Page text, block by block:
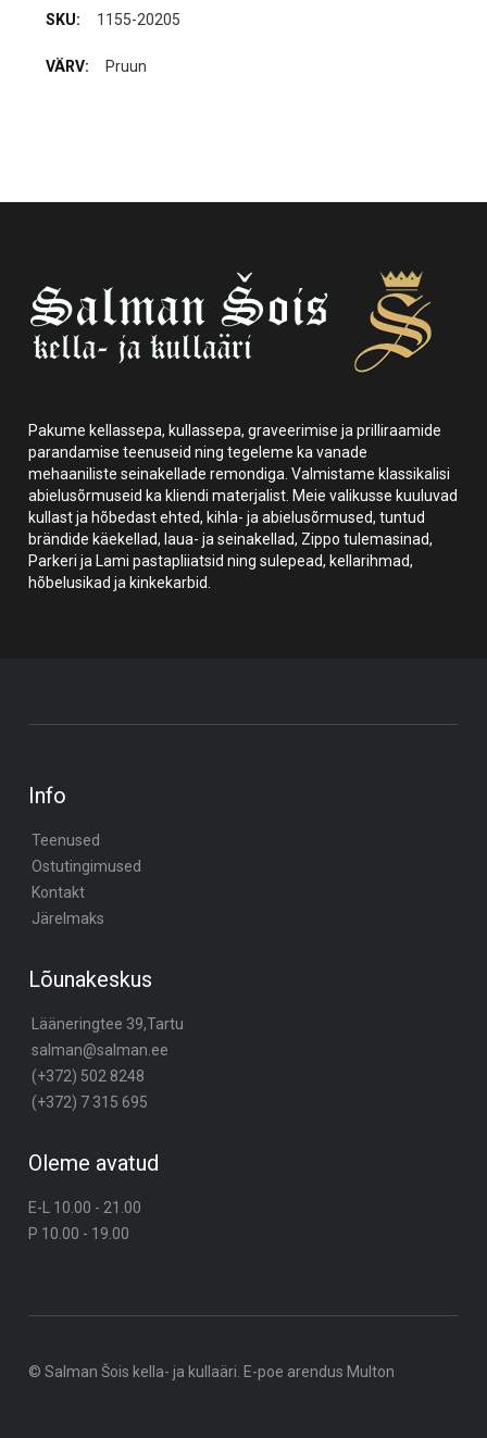
1155-20205
Pruun
Pakume kellassepa, kullassepa, graveerimise ja prilliraamide
parandamise teenuseid ning tegeleme ka vanade
mehaaniliste seinakellade remondiga. Valmistame klassikalisi
abielusõrmuseid ka kliendi materjalist. Meie valikusse kuuluvad
kullast ja hõbedast ehted, kihla- ja abielusõrmused, tuntud
brändide käekellad, laua- ja seinakellad, Zippo tulemasinad,
Parkeri ja Lami pastapliiatsid ning sulepead, kellarihmad,
hõbelusikad ja kinkekarbid.
Info
Teenused
Ostutingimused
Kontakt
Järelmaks
Lõunakeskus
Lääneringtee 39,Tartu
salman@salman.ee
(+372) 502 8248
(+372) 7 315 695
Oleme avatud
E-L 10.00 - 21.00
P 10.00 - 19.00
© Salman Šois kella- ja kullaäri. E-poe arendus Multon